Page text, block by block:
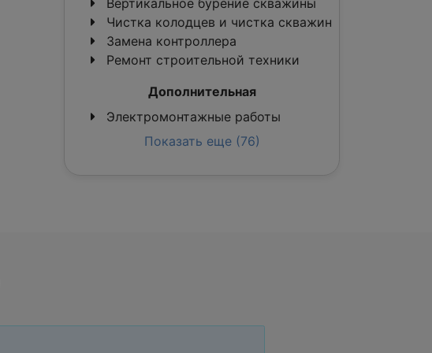
Чистка колодцев и чистка скважин
Замена контроллера
Ремонт строительной техники
Дополнительная
Электромонтажные работы
Показать еще (76)